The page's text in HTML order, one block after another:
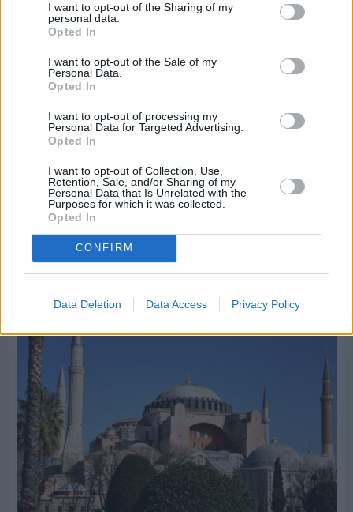
I want to opt-out of the Sharing of my
personal data.
Opted In
I want to opt-out of the Sale of my
Personal Data.
Opted In
I want to opt-out of processing my
Personal Data for Targeted Advertising.
Opted In
I want to opt-out of Collection, Use,
Retention, Sale, and/or Sharing of my
Personal Data that Is Unrelated with the
Purposes for which it was collected.
Opted In
CONFIRM
Data Deletion Data Access Privacy Policy
Πριν 5 ημέρες
Διακοπές ρεύματος: Συνασπισμό των
επιχειρήσεων προτείνει το Επιμελητήριο
Διαφήμιση